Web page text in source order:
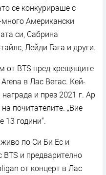
се конкурираше с
Американски
си, Сабрина
Лейди Гага и други.
от BTS пред крещящите
в Лас Вегас. Кей-
и през 2021 г. Ар
почитателите. „Вие
13 години“.
по Си Би Ес и
BTS и предварително
от концерт в Лас